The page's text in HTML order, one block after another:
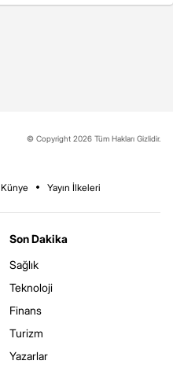
© Copyright 2026 Tüm Hakları Gizlidir.
Künye Yayın İlkeleri
Son Dakika
Sağlık
Teknoloji
Finans
Turizm
Yazarlar